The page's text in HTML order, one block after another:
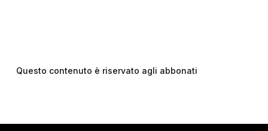
Questo contenuto è riservato agli abbonati